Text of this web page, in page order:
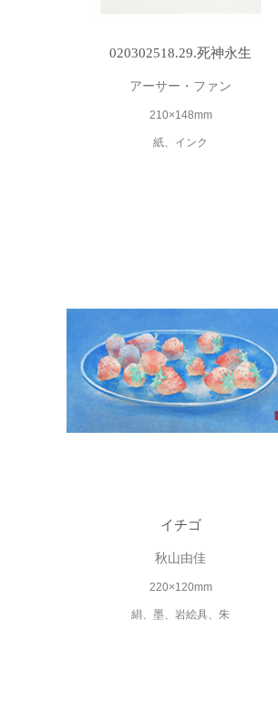
020302518.29.死神永生
アーサー・ファン
210×148mm
紙、インク
イチゴ
秋山由佳
220×120mm
絹、墨、岩絵具、朱